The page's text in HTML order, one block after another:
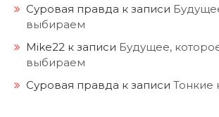
Суровая правда к записи
выбираем
Mike22 к записи Будущее,
выбираем
Суровая правда к записи Тонкие